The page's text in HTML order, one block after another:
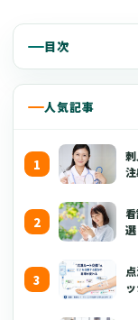
目次
人気記事